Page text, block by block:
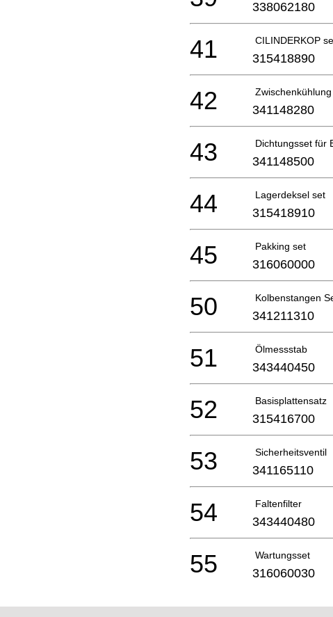
338062180
CILINDERKOP
41 315418890
42 341148280
Dichtungsset für
43 341148500
Lagerdeksel set
44 315418910
Pakking set
45 316060000
Kolbenstangen
50 341211310
Ölmessstab
51 343440450
Basisplattensatz
52 315416700
Sicherheitsventil
53 341165110
Faltenfilter
54 343440480
Wartungsset
55 316060030